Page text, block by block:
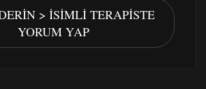
> İSIMLI TERAPISTE
YORUM YAP